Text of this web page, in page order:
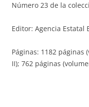
Número 23 de la
Editor: Agencia Estatal
Páginas: 1182 páginas
II); 762 páginas